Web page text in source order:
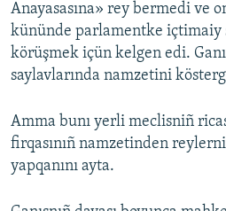
Anayasasına» rey bermedi ve
kününde parlamentke içtimaiy
körüşmek içün kelgen edi.
saylavlarında namzetini
Amma bunı yerli meclisniñ
firqasınıñ namzetinden
yapqanını ayta.